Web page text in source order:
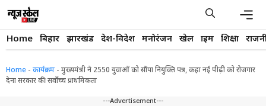
content
Home बिहार झारखंड देश-विदेश मनोरंजन खेल क्राइम शिक्षा
Home - कार्यक्रम - मुख्यमंत्री ने 2550 युवाओं को सौंपा नियुक्ति पत्र, कहा नई पीढ़ी को रोजगार
देना सरकार की सर्वाेच्च प्राथमिकता
---Advertisement---